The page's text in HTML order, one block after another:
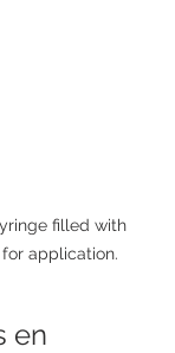
filled with
application.
en